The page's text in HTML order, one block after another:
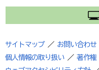
サイトマップ ／ お問い合わせ
個人情報の取り扱い
／ 著作権